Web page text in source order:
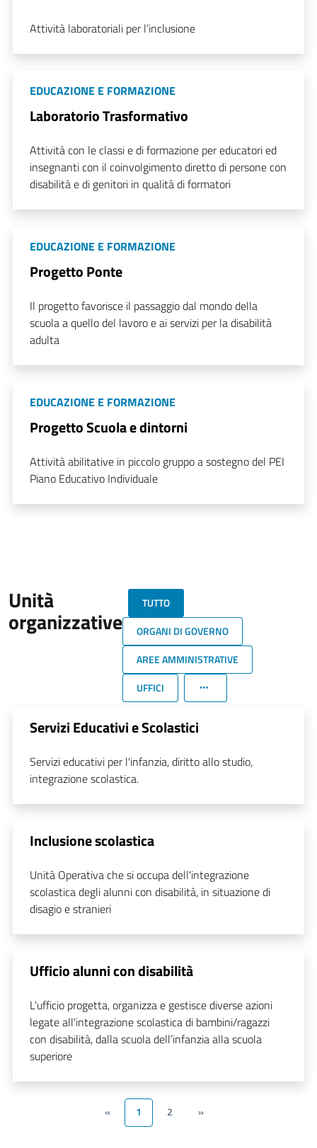
Attività laboratoriali per l’inclusione
EDUCAZIONE E FORMAZIONE
Laboratorio Trasformativo
Attività con le classi e di formazione per educatori ed
insegnanti con il coinvolgimento diretto di persone con
disabilità e di genitori in qualità di formatori
EDUCAZIONE E FORMAZIONE
Progetto Ponte
Il progetto favorisce il passaggio dal mondo della
scuola a quello del lavoro e ai servizi per la disabilità
adulta
EDUCAZIONE E FORMAZIONE
Progetto Scuola e dintorni
Attività abilitative in piccolo gruppo a sostegno del PEI
Piano Educativo Individuale
Unità
organizzative
TUTTO
ORGANI DI GOVERNO
AREE AMMINISTRATIVE
UFFICI
Servizi Educativi e Scolastici
Servizi educativi per l'infanzia, diritto allo studio,
integrazione scolastica.
Inclusione scolastica
Unità Operativa che si occupa dell'integrazione
scolastica degli alunni con disabilità, in situazione di
disagio e stranieri
Ufficio alunni con disabilità
L'ufficio progetta, organizza e gestisce diverse azioni
legate all'integrazione scolastica di bambini/ragazzi
con disabilità, dalla scuola dell’infanzia alla scuola
superiore
« 1 2 »